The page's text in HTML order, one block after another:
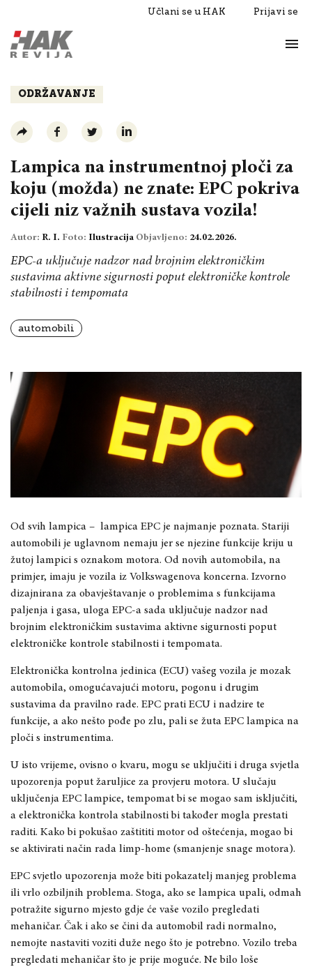
Učlani se u HAK Prijavi se
Razgovori
ODRŽAVANJE
Lampica na instrumentnoj ploči za
koju (možda) ne znate: EPC pokriva
cijeli niz važnih sustava vozila!
Autor: R. I. Foto: Ilustracija Objavljeno: 24.02.2026.
EPC-a uključuje nadzor nad brojnim elektroničkim
sustavima aktivne sigurnosti poput elektroničke kontrole
stabilnosti i tempomata
automobili
Od svih lampica – lampica EPC je najmanje poznata. Stariji
automobili je uglavnom nemaju jer se njezine funkcije kriju u
žutoj lampici s oznakom motora. Od novih automobila, na
primjer, imaju je vozila iz Volkswagenova koncerna. Izvorno
dizajnirana za obavještavanje o problemima s funkcijama
paljenja i gasa, uloga EPC-a sada uključuje nadzor nad
brojnim elektroničkim sustavima aktivne sigurnosti poput
elektroničke kontrole stabilnosti i tempomata.
Elektronička kontrolna jedinica (ECU) vašeg vozila je mozak
automobila, omogućavajući motoru, pogonu i drugim
sustavima da pravilno rade. EPC prati ECU i nadzire te
funkcije, a ako nešto pođe po zlu, pali se žuta EPC lampica na
ploči s instrumentima.
U isto vrijeme, ovisno o kvaru, mogu se uključiti i druga svjetla
upozorenja poput žaruljice za provjeru motora. U slučaju
uključenja EPC lampice, tempomat bi se mogao sam isključiti,
a elektronička kontrola stabilnosti bi također mogla prestati
raditi. Kako bi pokušao zaštititi motor od oštećenja, mogao bi
se aktivirati način rada limp-home (smanjenje snage motora).
EPC svjetlo upozorenja može biti pokazatelj manjeg problema
ili vrlo ozbiljnih problema. Stoga, ako se lampica upali, odmah
potražite sigurno mjesto gdje će vaše vozilo pregledati
mehaničar. Čak i ako se čini da automobil radi normalno,
nemojte nastaviti voziti duže nego što je potrebno. Vozilo treba
pregledati mehaničar što je prije moguće. Ne bilo loše